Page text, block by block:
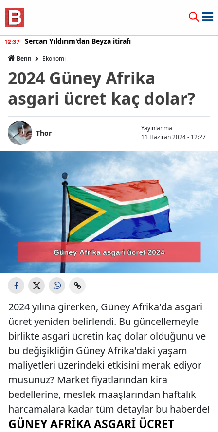
12:37 Sercan Yıldırım'dan Beyza itirafı
Benn Ekonomi
2024 Güney Afrika
asgari ücret kaç dolar?
Thor
Yayınlanma
11 Haziran 2024 - 12:27
2024 yılına girerken, Güney Afrika'da asgari
ücret yeniden belirlendi. Bu güncellemeyle
birlikte asgari ücretin kaç dolar olduğunu ve
bu değişikliğin Güney Afrika'daki yaşam
maliyetleri üzerindeki etkisini merak ediyor
musunuz? Market fiyatlarından kira
bedellerine, meslek maaşlarından haftalık
harcamalara kadar tüm detaylar bu haberde!
GÜNEY AFRIKA ASGARI ÜCRET